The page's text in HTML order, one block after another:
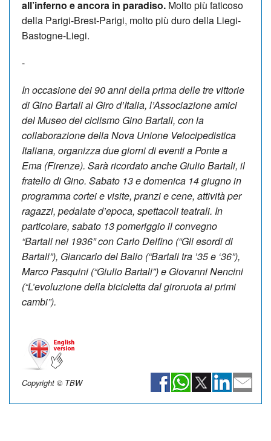
all’inferno e ancora in paradiso. Molto più faticoso
della Parigi-Brest-Parigi, molto più duro della Liegi-
Bastogne-Liegi.
-
In occasione dei 90 anni della prima delle tre vittorie
di Gino Bartali al Giro d’Italia, l’Associazione amici
del Museo del ciclismo Gino Bartali, con la
collaborazione della Nova Unione Velocipedistica
Italiana, organizza due giorni di eventi a Ponte a
Ema (Firenze). Sarà ricordato anche Giulio Bartali, il
fratello di Gino. Sabato 13 e domenica 14 giugno in
programma cortei e visite, pranzi e cene, attività per
ragazzi, pedalate d’epoca, spettacoli teatrali. In
particolare, sabato 13 pomeriggio il convegno
“Bartali nel 1936” con Carlo Delfino (“Gli esordi di
Bartali”), Giancarlo del Balio (“Bartali tra ’35 e ‘36”),
Marco Pasquini (“Giulio Bartali”) e Giovanni Nencini
(“L’evoluzione della bicicletta dal giroruota ai primi
cambi”).
Copyright © TBW